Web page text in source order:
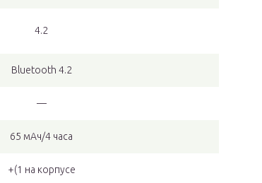
4.2
Bluetooth 4.2
—
65 мАч/4 часа
+(1 на корпусе